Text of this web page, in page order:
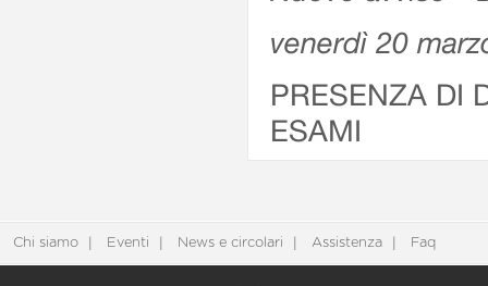
venerdì 20
PRESENZA DI
ESAMI
Chi siamo Eventi News e circolari Assistenza Faq